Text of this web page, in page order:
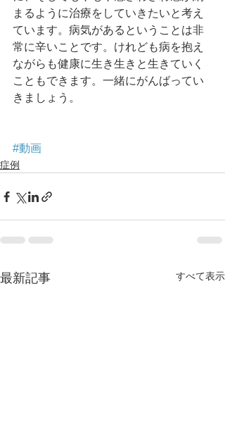
まるように治療をしていきたいと考え
ています。病気があるということは非
常に辛いことです。けれども病を抱え
ながらも健康に生き生きと生きていく
こともできます。一緒にがんばってい
きましょう。
#動画
症例
最新記事 すべて表示